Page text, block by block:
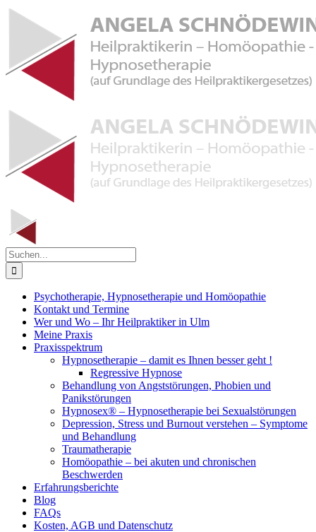
Zum
Inhalt
Suche
nach:
Psychotherapie, Hypnosetherapie und Homöopathie
Kontakt und Termine
Wer und Wo – Ihr Heilpraktiker in Ulm
Meine Praxis
Praxisspektrum
Hypnosetherapie – damit es Ihnen besser geht !
Regressive Hypnose
Behandlung von Angststörungen, Phobien und
Panikstörungen
Hypnosex® – Hypnosetherapie bei Sexualstörungen
Depression, Stress und Burnout verstehen – Symptome
und Behandlung
Traumatherapie
Homöopathie – bei akuten und chronischen
Beschwerden
Erfahrungsberichte
Blog
FAQs
Kosten, AGB und Datenschutz